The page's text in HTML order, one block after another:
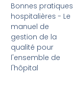
Bonnes pratiques
hospitalières - Le
manuel de
gestion de la
qualité pour
l'ensemble de
l'hôpital